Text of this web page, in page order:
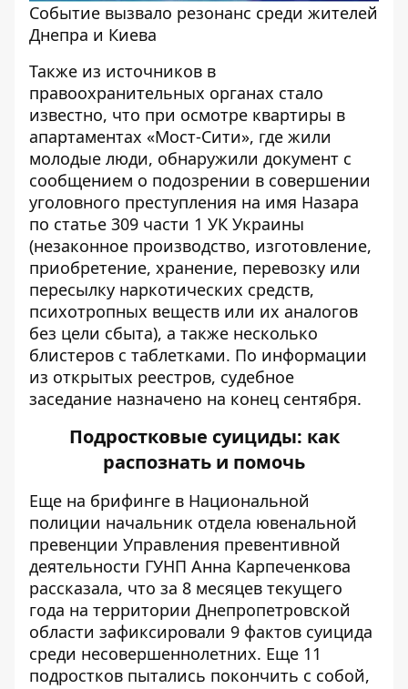
Событие вызвало резонанс среди жителей
Днепра и Киева
Также из источников в
правоохранительных органах стало
известно, что при осмотре квартиры в
апартаментах «Мост-Сити», где жили
молодые люди, обнаружили документ с
сообщением о подозрении в совершении
уголовного преступления на имя Назара
по статье 309 части 1 УК Украины
(незаконное производство, изготовление,
приобретение, хранение, перевозку или
пересылку наркотических средств,
психотропных веществ или их аналогов
без цели сбыта), а также несколько
блистеров с таблетками. По информации
из открытых реестров, судебное
заседание назначено на конец сентября.
Подростковые суициды: как
распознать и помочь
Еще на брифинге в Национальной
полиции начальник отдела ювенальной
превенции Управления превентивной
деятельности ГУНП Анна Карпеченкова
рассказала, что за 8 месяцев текущего
года на территории Днепропетровской
области зафиксировали 9 фактов суицида
среди несовершеннолетних. Еще 11
подростков пытались покончить с собой,